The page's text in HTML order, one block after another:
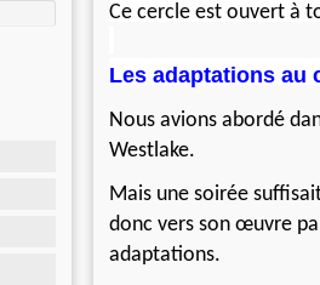
Ce cercle est ouvert à
Les adaptations au
Nous avions abordé
Westlake.
Mais une soirée
donc vers son œuvre
adaptations.